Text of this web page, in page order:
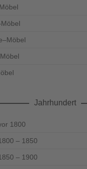
Jahrhundert
1800
– 1850
– 1900